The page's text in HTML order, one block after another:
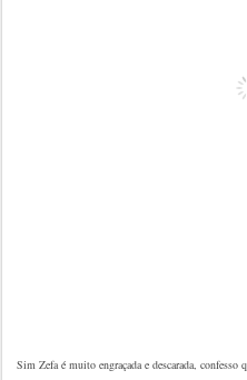
Sim Zefa é muito engraçada e descarada, confesso